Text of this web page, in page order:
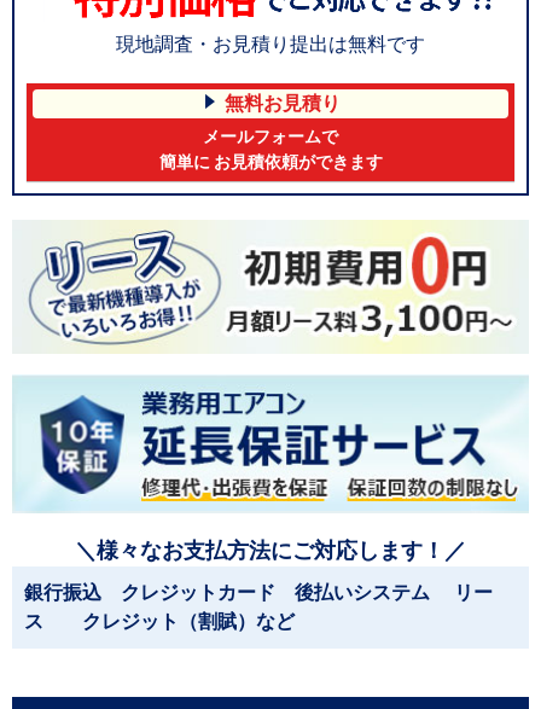
現地調査・お見積り提出は無料です
無料お見積り
メールフォームで
簡単に お見積依頼ができます
＼様々なお支払方法にご対応します！／
銀行振込 クレジットカード 後払いシステム リー
ス クレジット（割賦）など